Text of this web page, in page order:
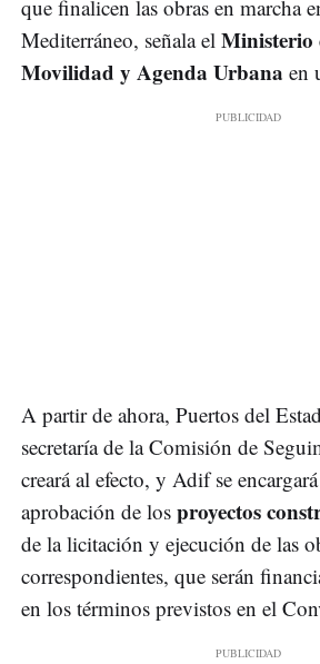
que finalicen las obras en marcha
Mediterráneo, señala el Ministerio
Movilidad y Agenda Urbana en
A partir de ahora, Puertos del
secretaría de la Comisión de
creará al efecto, y Adif se
aprobación de los proyectos
de la licitación y ejecución de las
correspondientes, que serán
en los términos previstos en el